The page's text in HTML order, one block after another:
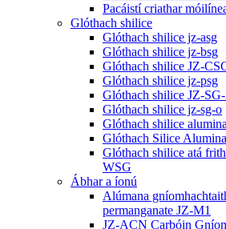
Pacáistí criathar
Glóthach shilice
Glóthach shilice jz-asg
Glóthach shilice jz-bsg
Glóthach shilice JZ-
Glóthach shilice jz-psg
Glóthach shilice JZ-
Glóthach shilice jz-sg-o
Glóthach shilice
Glóthach Silice
Glóthach shilice atá
WSG
Ábhar a íonú
Alúmana
permanganate JZ-M1
JZ-ACN Carbóin